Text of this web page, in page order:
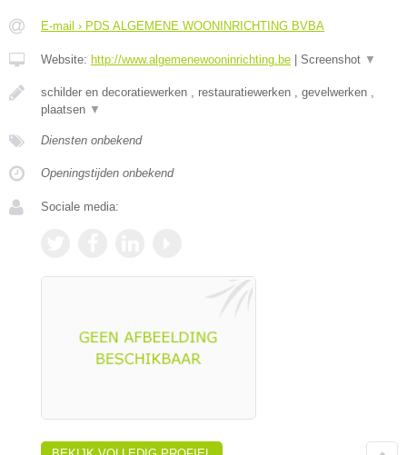
E-mail › PDS ALGEMENE WOONINRICHTING BVBA
Website: http://www.algemenewooninrichting.be | Screenshot ▼
schilder en decoratiewerken , restauratiewerken , gevelwerken ,
plaatsen ▼
Diensten onbekend
Openingstijden onbekend
Sociale media: